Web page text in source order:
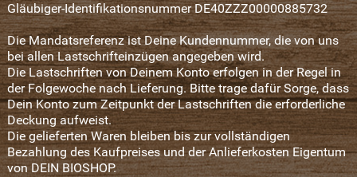
Gläubiger-Identifikationsnummer DE40ZZZ00000885732
Die Mandatsreferenz ist Deine Kundennummer, die von uns
bei allen Lastschrifteinzügen angegeben wird.
Die Lastschriften von Deinem Konto erfolgen in der Regel in
der Folgewoche nach Lieferung. Bitte trage dafür Sorge, dass
Dein Konto zum Zeitpunkt der Lastschriften die erforderliche
Deckung aufweist.
Die gelieferten Waren bleiben bis zur vollständigen
Bezahlung des Kaufpreises und der Anlieferkosten Eigentum
von DEIN BIOSHOP.